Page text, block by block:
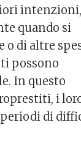
quando si
di altre
possono
In questo
i
di